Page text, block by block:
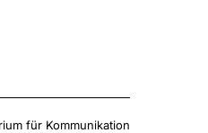
für Kommunikation